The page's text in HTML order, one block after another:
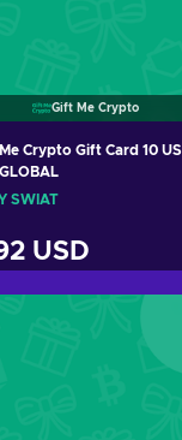
Gift Me Crypto
Crypto Gift Card 10
ŚWIAT
USD
Dodaj do koszyka
Zobacz oferty